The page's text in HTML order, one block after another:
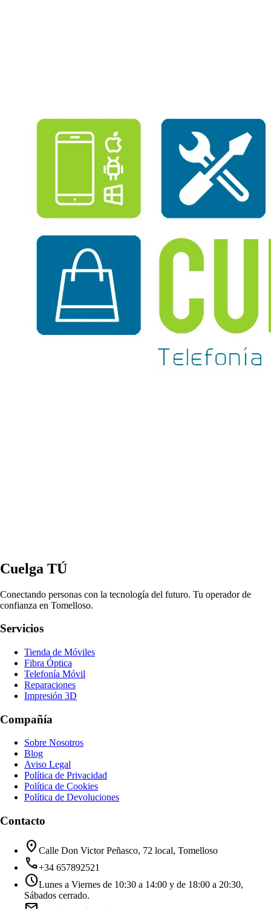
Cuelga TÚ
Conectando personas con la tecnología del futuro. Tu operador de
confianza en Tomelloso.
Servicios
Tienda de Móviles
Fibra Óptica
Telefonía Móvil
Reparaciones
Impresión 3D
Compañía
Sobre Nosotros
Blog
Aviso Legal
Política de Privacidad
Política de Cookies
Política de Devoluciones
Contacto
location_on Calle Don Victor Peñasco, 72 local, Tomelloso
call+34 657892521
scheduleLunes a Viernes de 10:30 a 14:00 y de 18:00 a 20:30,
Sábados cerrado.